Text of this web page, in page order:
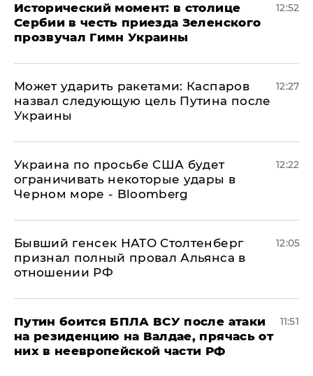
Исторический момент: в столице
Сербии в честь приезда Зеленского
прозвучал Гимн Украины
12:52
Может ударить ракетами: Каспаров
назвал следующую цель Путина после
Украины
12:27
Украина по просьбе США будет
ограничивать некоторые удары в
Черном море - Bloomberg
12:22
Бывший генсек НАТО Столтенберг
признал полный провал Альянса в
отношении РФ
12:05
Путин боится БПЛА ВСУ после атаки
на резиденцию на Валдае, прячась от
них в неевропейской части РФ
11:51